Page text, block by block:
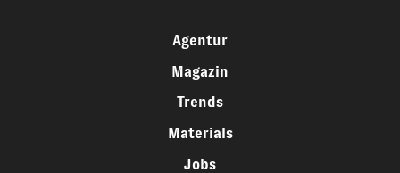
Agentur
Magazin
Trends
Materials
Jobs